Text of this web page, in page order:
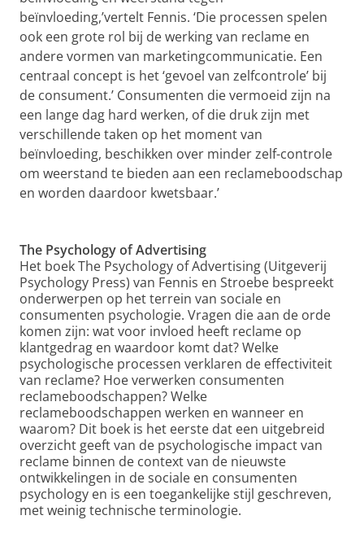
beïnvloeding,’vertelt Fennis. ‘Die processen spelen
ook een grote rol bij de werking van reclame en
andere vormen van marketingcommunicatie. Een
centraal concept is het ‘gevoel van zelfcontrole’ bij
de consument.’ Consumenten die vermoeid zijn na
een lange dag hard werken, of die druk zijn met
verschillende taken op het moment van
beïnvloeding, beschikken over minder zelf-controle
om weerstand te bieden aan een reclameboodschap
en worden daardoor kwetsbaar.’
The Psychology of Advertising
Het boek The Psychology of Advertising (Uitgeverij
Psychology Press) van Fennis en Stroebe bespreekt
onderwerpen op het terrein van sociale en
consumenten psychologie. Vragen die aan de orde
komen zijn: wat voor invloed heeft reclame op
klantgedrag en waardoor komt dat? Welke
psychologische processen verklaren de effectiviteit
van reclame? Hoe verwerken consumenten
reclameboodschappen? Welke
reclameboodschappen werken en wanneer en
waarom? Dit boek is het eerste dat een uitgebreid
overzicht geeft van de psychologische impact van
reclame binnen de context van de nieuwste
ontwikkelingen in de sociale en consumenten
psychology en is een toegankelijke stijl geschreven,
met weinig technische terminologie.